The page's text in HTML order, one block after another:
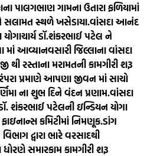
પાલગભાણ ગામના ઉતારા ફળિયામાં
સલામત સ્થળે ખસેડાયા.વાંસદા આનંદ
ડૉ.શંકરભાઈ પટેલ ને
માં આવ્યાનવસારી જિલ્લાના વાંસદા
થી રસ્તાના મરામતની કામગીરી શરૂ
પ્રમાણે આપણા જીવન માં સાચો
ના શુભ દિને વંદન પ્રણામ.વાંસદા
શંકરભાઈ પટેલની ઇન્ડિયન યોગા
કમિટીમાં નિમણૂક.ડાંગ
દ્વારા ભારે વરસાદથી
ધોરણે સમારકામ કામગીરી શરૂ